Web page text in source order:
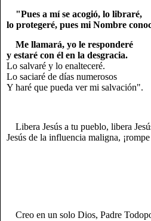
"Pues a mí se acogió, lo libraré,
lo protegeré, pues mi Nombre
Me llamará, yo le responderé
y estaré con él en la desgracia.
Lo salvaré y lo enalteceré.
Lo saciaré de días numerosos
Y haré que pueda ver mi salvación".
Libera Jesús a tu pueblo, libera
Jesús de la influencia maligna,
Creo en un solo Dios, Padre